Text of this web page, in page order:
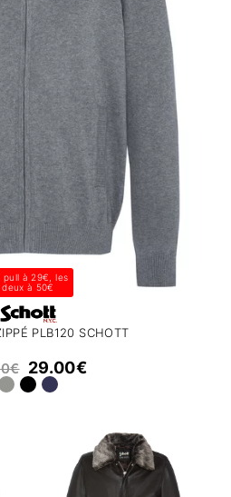
pull à 29€, les
deux à 50€
PLB120 SCHOTT
€ 29.00€